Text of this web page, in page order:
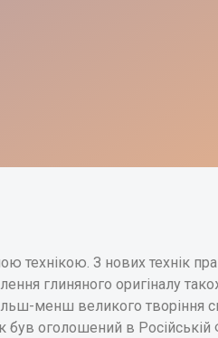
технікою. З нових технік
глиняного оригіналу
менш великого творіння
оголошений в Російській